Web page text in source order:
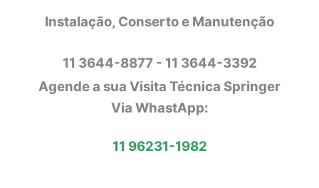
Instalação, Conserto e Manutenção
11 3644-8877 - 11 3644-3392
Agende a sua Visita Técnica Springer
Via WhastApp:
11 96231-1982